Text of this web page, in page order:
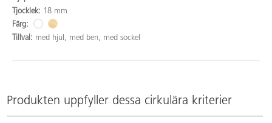
Tjocklek: 18 mm
Färg:
Tillval: med hjul, med ben, med sockel
Produkten uppfyller dessa cirkulära kriterier